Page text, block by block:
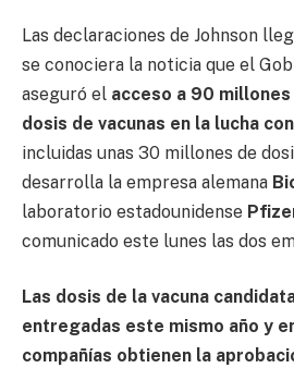
Las declaraciones de Johnson
se conociera la noticia que el
aseguró el acceso a 90
dosis de vacunas en la lucha
incluidas unas 30 millones de
desarrolla la empresa alemana
laboratorio estadounidense
comunicado este lunes las dos
Las dosis de la vacuna
entregadas este mismo año y
compañías obtienen la